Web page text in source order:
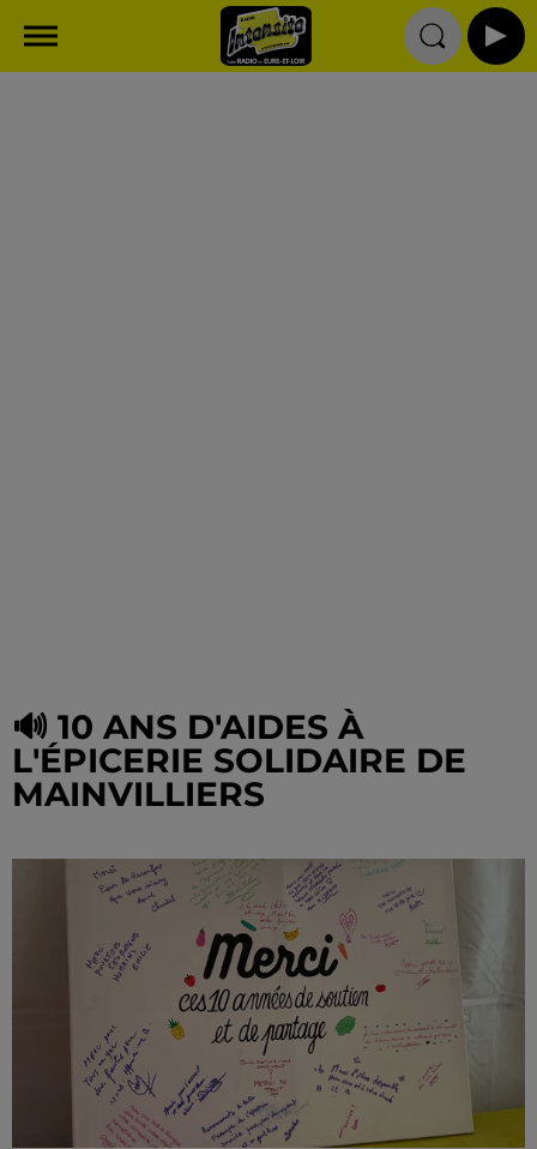
🔊 10 ANS D'AIDES À
L'ÉPICERIE SOLIDAIRE DE
MAINVILLIERS